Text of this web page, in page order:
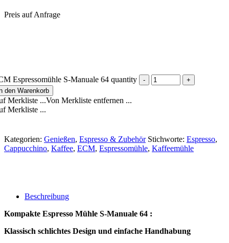
Preis auf Anfrage
Espressomühle S-Manuale 64 quantity
den Warenkorb
Merkliste ...Von Merkliste entfernen ...
Merkliste ...
Kategorien: Genießen, Espresso & Zubehör Stichworte: Espresso,
Cappucchino, Kaffee, ECM, Espressomühle, Kaffeemühle
Beschreibung
Kompakte Espresso Mühle S-Manuale 64 :
Klassisch schlichtes Design und einfache Handhabung